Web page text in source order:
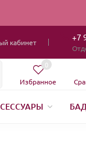
кабинет +7
Избранное
0